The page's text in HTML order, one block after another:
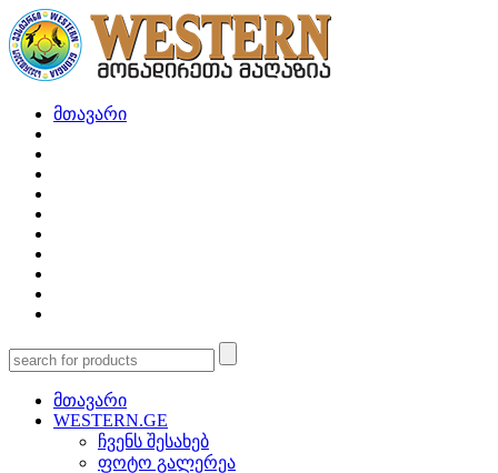
მთავარი
მთავარი
WESTERN.GE
ჩვენს შესახებ
ფოტო გალერეა